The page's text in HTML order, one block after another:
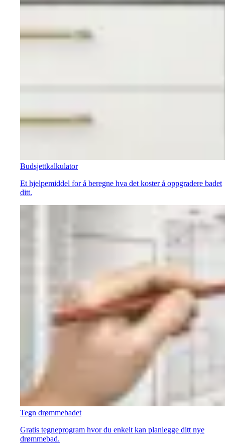
Budsjettkalkulator
Et hjelpemiddel for å beregne hva det koster å oppgradere badet
ditt.
Tegn drømmebadet
Gratis tegneprogram hvor du enkelt kan planlegge ditt nye
drømmebad.